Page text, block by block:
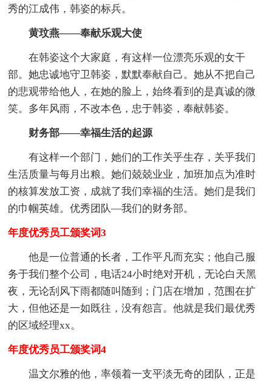
秀的江成伟，韩姿的标兵。
黄玟燕——奉献乐观大使
在韩姿这个大家庭，有这样一位漂亮乐观的女干
部。她忠诚地守卫韩姿，默默奉献自己。她从不把自己
的悲观带给他人，在她的脸上，始终看到的是真诚的微
笑。多年风雨，不改本色，忠于韩姿，奉献韩姿。
财务部——幸福生活的起源
有这样一个部门，她们的工作关乎生存，关乎我们
生活质量与每月出粮。她们兢兢业业，加班加点为准时
的核算发放工资，成就了我们幸福的生活。她们是我们
的巾帼英雄。优秀团队—我们的财务部。
年度优秀员工颁奖词3
他是一位普通的长者，工作平凡而充实；他自己服
务于我们整个公司，电话24小时绝对开机，无论白天黑
夜，无论刮风下雨都随叫随到；门店在增加，范围在扩
大，但他还是一如既往，没有怨言。他就是我们最优秀
的区域经理xx。
年度优秀员工颁奖词4
温文尔雅的他，率领着一支平淡无奇的团队，正是